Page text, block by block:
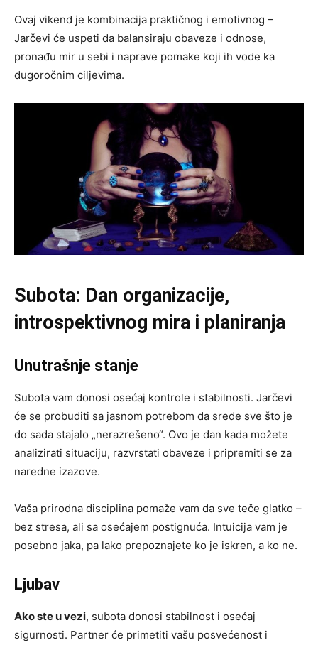
Ovaj vikend je kombinacija praktičnog i emotivnog –
Jarčevi će uspeti da balansiraju obaveze i odnose,
pronađu mir u sebi i naprave pomake koji ih vode ka
dugoročnim ciljevima.
Subota: Dan organizacije,
introspektivnog mira i planiranja
Unutrašnje stanje
Subota vam donosi osećaj kontrole i stabilnosti. Jarčevi
će se probuditi sa jasnom potrebom da srede sve što je
do sada stajalo „nerazrešeno“. Ovo je dan kada možete
analizirati situaciju, razvrstati obaveze i pripremiti se za
naredne izazove.
Vaša prirodna disciplina pomaže vam da sve teče glatko –
bez stresa, ali sa osećajem postignuća. Intuicija vam je
posebno jaka, pa lako prepoznajete ko je iskren, a ko ne.
Ljubav
Ako ste u vezi, subota donosi stabilnost i osećaj
sigurnosti. Partner će primetiti vašu posvećenost i